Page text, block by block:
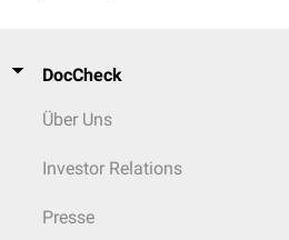
DocCheck
Über Uns
Investor Relations
Presse